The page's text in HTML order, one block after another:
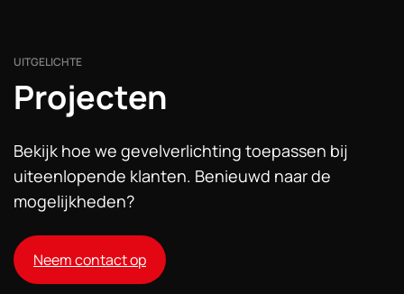
UITGELICHTE
Projecten
Bekijk hoe we gevelverlichting toepassen bij
uiteenlopende klanten. Benieuwd naar de
mogelijkheden?
Neem contact op